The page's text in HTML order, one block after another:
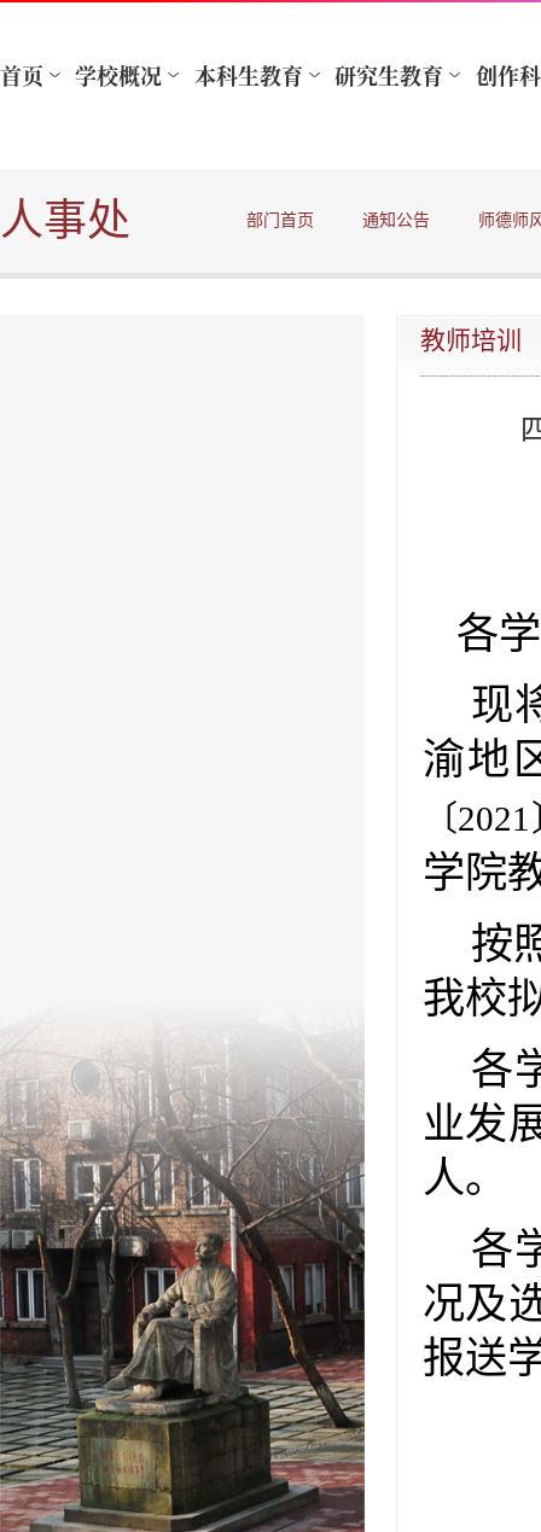
人事处 部门首页 通知公告 师德师
教师培训
各
现
渝地
〔2021
学院
按
我校
各
业发
人。
各
况及
报送